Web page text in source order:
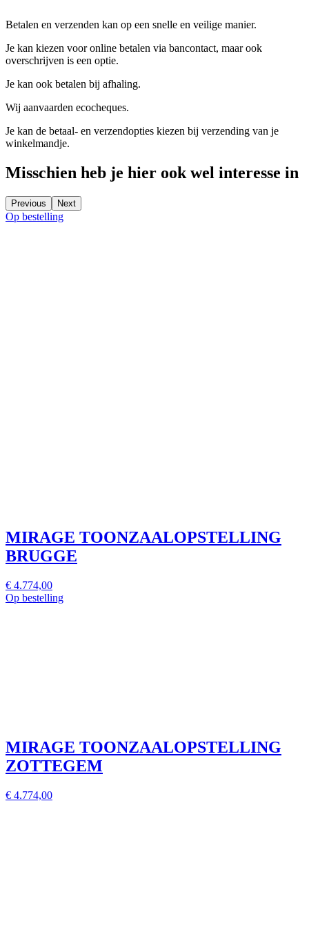
Betalen en verzenden kan op een snelle en veilige manier.
Je kan kiezen voor online betalen via bancontact, maar ook
overschrijven is een optie.
Je kan ook betalen bij afhaling.
Wij aanvaarden ecocheques.
Je kan de betaal- en verzendopties kiezen bij verzending van je
winkelmandje.
Misschien heb je hier ook wel interesse in
Previous Next
Op bestelling
MIRAGE TOONZAALOPSTELLING
BRUGGE
€ 4.774,00
Op bestelling
MIRAGE TOONZAALOPSTELLING
ZOTTEGEM
€ 4.774,00